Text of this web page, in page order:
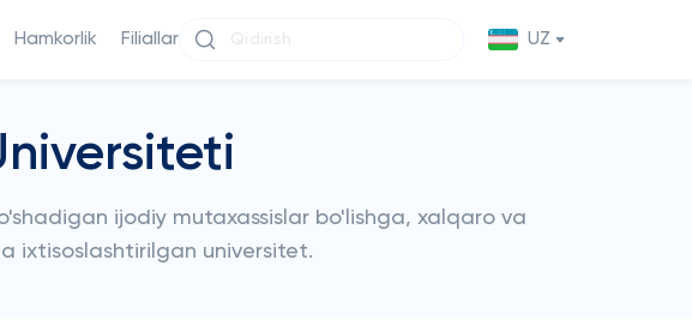
Hamkorlik Filiallar UZ
ijodiy mutaxassislar bo'lishga, xalqaro va
ixtisoslashtirilgan universitet.